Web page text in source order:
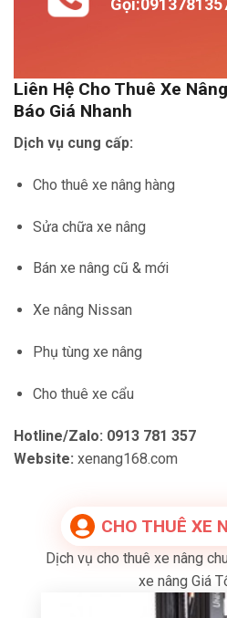
Liên Hệ Cho Thuê Xe
Báo Giá Nhanh
Dịch vụ cung cấp:
Cho thuê xe nâng hàng
Sửa chữa xe nâng
Bán xe nâng cũ & mới
Xe nâng Nissan
Phụ tùng xe nâng
Cho thuê xe cẩu
Hotline/Zalo: 0913 781 357
Website: xenang168.com
CHO THUÊ XE
Dịch vụ cho thuê xe nâng
xe nâng Giá